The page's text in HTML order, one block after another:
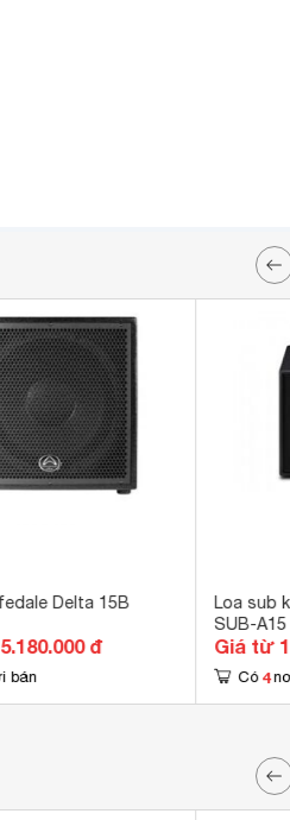
Delta 15B
đ
bán
Loa sub
SUB-A15
Giá từ
Có 4